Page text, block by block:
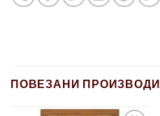
ПОВЕЗАНИ ПРОИЗВОДИ